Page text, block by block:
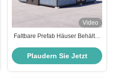
Video
Faltbare Prefab Häuser Behälter
Plaudern Sie Jetzt